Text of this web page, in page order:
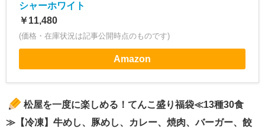
シャーホワイト
￥11,480
(価格・在庫状況は記事公開時点のものです)
Amazon
松屋を一度に楽しめる！てんこ盛り福袋≪13種30食
≫【冷凍】牛めし、豚めし、カレー、焼肉、バーガー、餃